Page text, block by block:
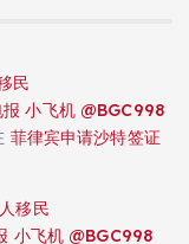
民
小飞机 @BGC998
菲律宾申请沙特签证
移民
小飞机 @BGC998